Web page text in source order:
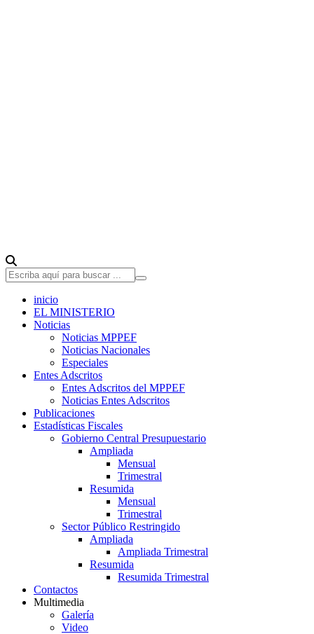
inicio
EL MINISTERIO
Noticias
Noticias MPPEF
Noticias Nacionales
Especiales
Entes Adscritos
Entes Adscritos del MPPEF
Noticias Entes Adscritos
Publicaciones
Estadísticas Fiscales
Gobierno Central Presupuestario
Ampliada
Mensual
Trimestral
Resumida
Mensual
Trimestral
Sector Público Restringido
Ampliada
Ampliada Trimestral
Resumida
Resumida Trimestral
Contactos
Multimedia
Galería
Video